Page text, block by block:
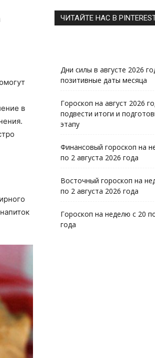
в
ЧИТАЙТЕ НАС В
Дни силы в августе 2026
позитивные даты месяца
Гороскоп на август 2026
подвести итоги и
этапу
Финансовый гороскоп на
по 2 августа 2026 года
Восточный гороскоп на
по 2 августа 2026 года
Гороскоп на неделю с 20
года